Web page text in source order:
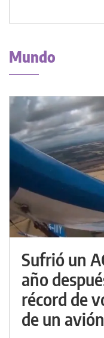
Mundo
Sufrió un
año
récord de
de un avión